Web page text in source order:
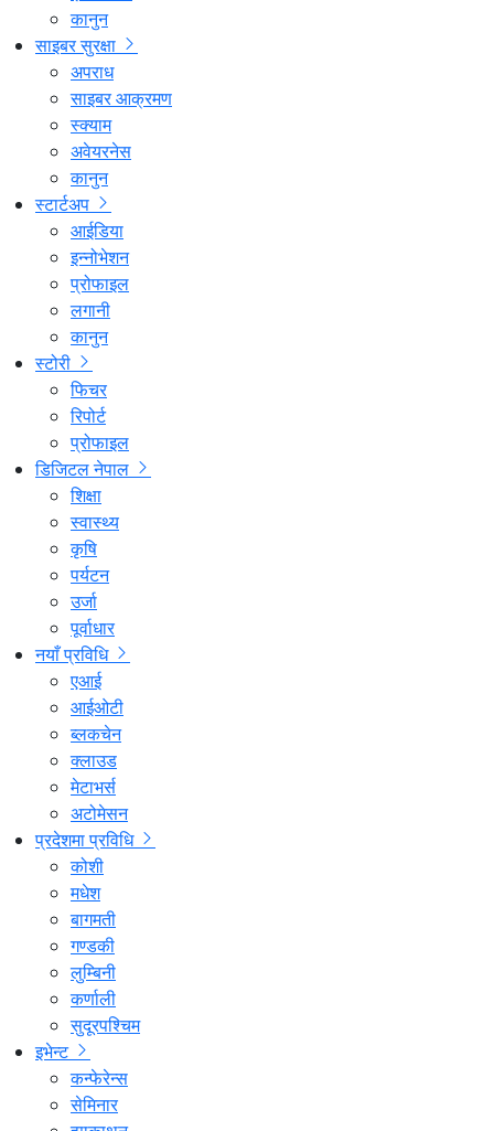
कानुन
साइबर सुरक्षा
अपराध
साइबर आक्रमण
स्क्याम
अवेयरनेस
कानुन
स्टार्टअप
आईडिया
इन्नोभेशन
प्रोफाइल
लगानी
कानुन
स्टोरी
फिचर
रिपोर्ट
प्रोफाइल
डिजिटल नेपाल
शिक्षा
स्वास्थ्य
कृषि
पर्यटन
उर्जा
पूर्वाधार
नयाँ प्रविधि
एआई
आईओटी
ब्लकचेन
क्लाउड
मेटाभर्स
अटोमेसन
प्रदेशमा प्रविधि
कोशी
मधेश
बागमती
गण्डकी
लुम्बिनी
कर्णाली
सुदूरपश्चिम
इभेन्ट
कन्फेरेन्स
सेमिनार